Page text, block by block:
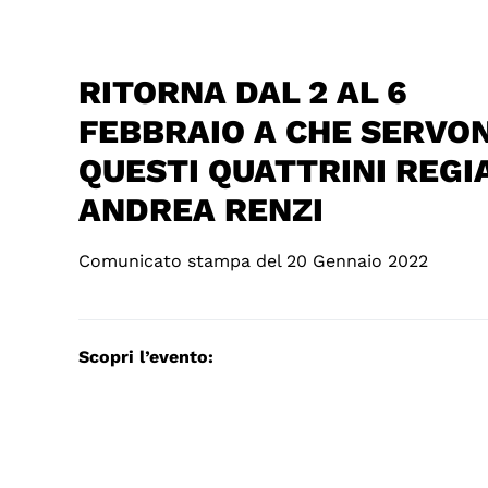
RITORNA DAL 2 AL 6
FEBBRAIO A CHE
QUESTI QUATTRINI
ANDREA RENZI
Comunicato stampa del 20 Gennaio 2022
Scopri l’evento: